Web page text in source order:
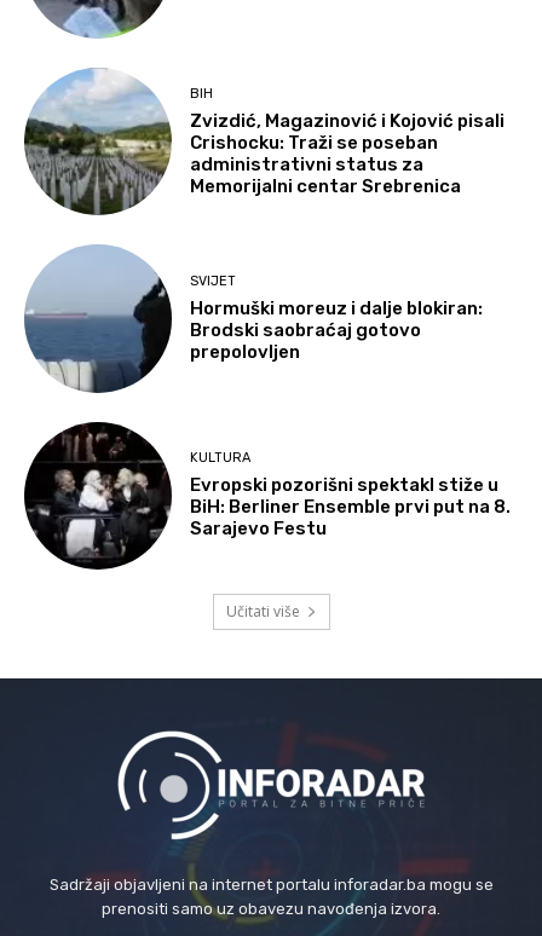
BIH
Zvizdić, Magazinović i Kojović pisali
Crishocku: Traži se poseban
administrativni status za
Memorijalni centar Srebrenica
SVIJET
Hormuški moreuz i dalje blokiran:
Brodski saobraćaj gotovo
prepolovljen
KULTURA
Evropski pozorišni spektakl stiže u
BiH: Berliner Ensemble prvi put na 8.
Sarajevo Festu
Učitati više
Sadržaji objavljeni na internet portalu inforadar.ba mogu se
prenositi samo uz obavezu navođenja izvora.